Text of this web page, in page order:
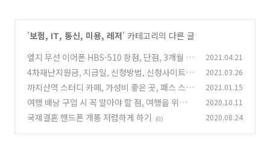
'보험, IT, 통신, 미용, 레저' 카테고리의 다른 글
엘지 무선 이어폰 HBS-510 장점, 단점, 3개월 사
용 후기 정리 (0)
2021.04.21
4차재난지원금, 지급일, 신청방법, 신청사이트
프리랜서 포함, 금액 등
(0)
2021.03.26
까치산역 스터디 카페, 가성비 좋은 곳, 패스 스터
디
(0)
2021.01.15
여행 배낭 구입 시 꼭 알아야 할 점, 여행을 위한
배낭 "킬리"
(0)
2020.10.11
국제결혼 핸드폰 개통 저렴하게 하기 (0) 2020.08.24